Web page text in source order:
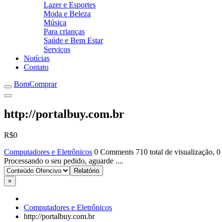
Lazer e Esportes
Moda e Beleza
Música
Para crianças
Saúde e Bem Estar
Serviços
Notícias
Contato
BomComprar
http://portalbuy.com.br
R$0
Computadores e Eletrônicos 0 Comments 710 total de visualização,
Processando o seu pedido, aguarde ....
×
Computadores e Eletrônicos
http://portalbuy.com.br